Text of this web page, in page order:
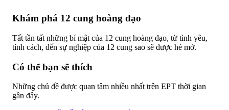
Khám phá 12 cung hoàng đạo
Tất tần tất những bí mật của 12 cung hoàng đạo, từ tình yêu,
tính cách, đến sự nghiệp của 12 cung sao sẽ được hé mở.
Có thể bạn sẽ thích
Những chủ đề được quan tâm nhiều nhất trên EPT thời gian
gần đây.